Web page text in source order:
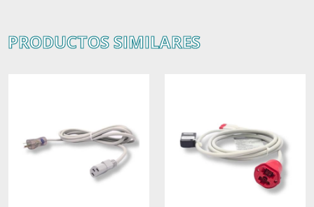
PRODUCTOS SIMILARES